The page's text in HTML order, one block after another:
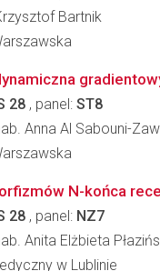
Bartnik
28 , panel: ST8
Anna Al Sabouni-
N-końca
28 , panel: NZ7
Anita Elżbieta
w Lublinie